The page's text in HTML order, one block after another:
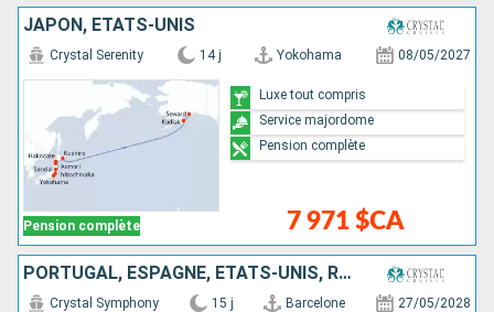
JAPON, ÉTATS-UNIS
Pension complète
Crystal Serenity 14 j Yokohama 08/05/2027
7 971 $CA
Luxe tout compris
Service majordome
Pension complète
PORTUGAL, ESPAGNE, ÉTATS-UNIS, ROYAUME-UNI
Crystal Symphony 15 j Barcelone 27/05/2028